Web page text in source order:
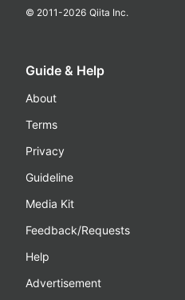
© 2011-2026 Qiita Inc.
Guide & Help
About
Terms
Privacy
Guideline
Media Kit
Feedback/Requests
Help
Advertisement